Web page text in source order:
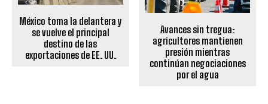
México toma la delantera y
se vuelve el principal
destino de las
exportaciones de EE. UU.
Avances sin tregua:
agricultores mantienen
presión mientras
continúan negociaciones
por el agua